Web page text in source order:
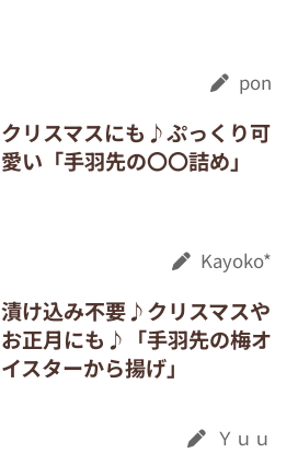
pon
クリスマスにも♪ぷっくり可
愛い「手羽先の〇〇詰め」
Kayoko*
漬け込み不要♪クリスマスや
お正月にも♪「手羽先の梅オ
イスターから揚げ」
Ｙｕｕ